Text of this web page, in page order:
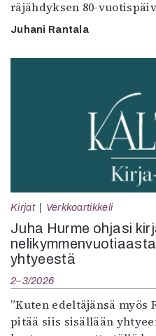
räjähdyksen 80-
Juhani Rantala
Kirjat Verkkoartikkeli
Juha Hurme ohjasi
yhtyeestä
2–3/2026
”Kuten edeltäjänsä
pitää siis sisällään